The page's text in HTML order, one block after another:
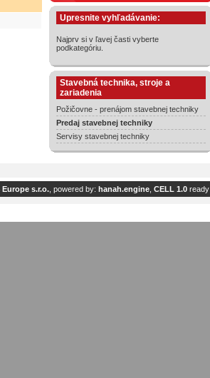
Upresnite vyhľadávanie:
Najprv si v ľavej časti vyberte
podkategóriu.
Stavebná technika, stroje a
zariadenia
Požičovne - prenájom stavebnej techniky
Predaj stavebnej techniky
Servisy stavebnej techniky
Europe s.r.o. , powered by: hanah.engine CELL 1.0 ready